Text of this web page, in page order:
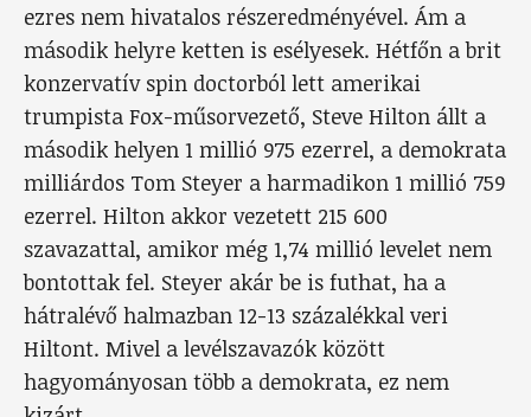
ezres nem hivatalos részeredményével. Ám a
második helyre ketten is esélyesek. Hétfőn a brit
konzervatív spin doctorból lett amerikai
trumpista Fox-műsorvezető, Steve Hilton állt a
második helyen 1 millió 975 ezerrel, a demokrata
milliárdos Tom Steyer a harmadikon 1 millió 759
ezerrel. Hilton akkor vezetett 215 600
szavazattal, amikor még 1,74 millió levelet nem
bontottak fel. Steyer akár be is futhat, ha a
hátralévő halmazban 12-13 százalékkal veri
Hiltont. Mivel a levélszavazók között
hagyományosan több a demokrata, ez nem